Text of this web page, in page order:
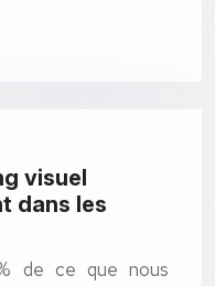
visuel
dans les
de ce que nous